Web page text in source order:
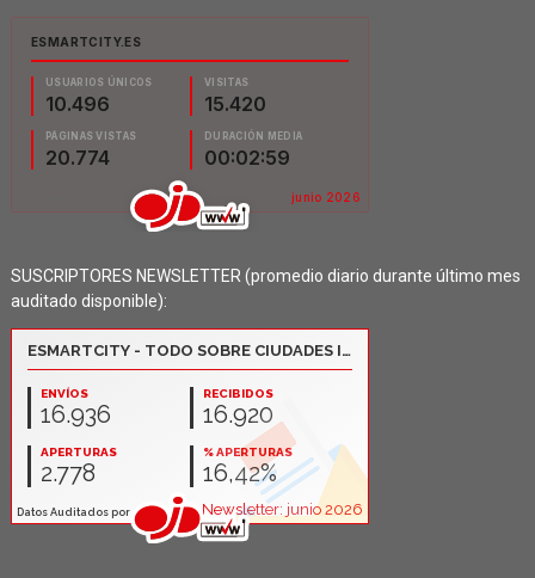
SUSCRIPTORES NEWSLETTER (promedio diario durante último mes
auditado disponible):